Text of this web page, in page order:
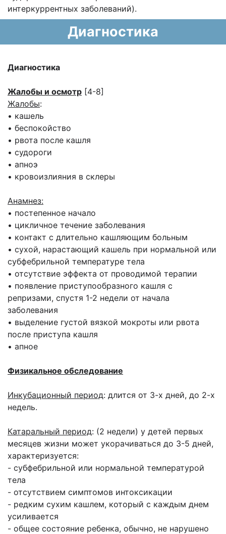
интеркуррентных заболеваний).
Диагностика
Диагностика
Жалобы и осмотр [4-8]
Жалобы:
• кашель
• беспокойство
• рвота после кашля
• судороги
• апноэ
• кровоизлияния в склеры
Анамнез:
• постепенное начало
• цикличное течение заболевания
• контакт с длительно кашляющим больным
• сухой, нарастающий кашель при нормальной или
субфебрильной температуре тела
• отсутствие эффекта от проводимой терапии
• появление приступообразного кашля с
репризами, спустя 1-2 недели от начала
заболевания
• выделение густой вязкой мокроты или рвота
после приступа кашля
• апное
Физикальное обследование
Инкубационный период: длится от 3-х дней, до 2-х
недель.
Катаральный период: (2 недели) у детей первых
месяцев жизни может укорачиваться до 3-5 дней,
характеризуется:
- субфебрильной или нормальной температурой
тела
- отсутствием симптомов интоксикации
- редким сухим кашлем, который с каждым днем
усиливается
- общее состояние ребенка, обычно, не нарушено